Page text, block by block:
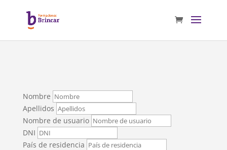
Nombre
Apellidos
Nombre de usuario
DNI
País de residencia